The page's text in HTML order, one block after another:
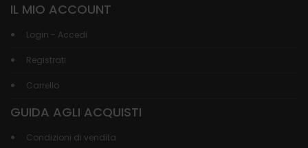
IL MIO ACCOUNT
Login - Accedi
Registrati
Carrello
GUIDA AGLI ACQUISTI
Condizioni di vendita